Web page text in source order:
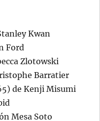
Kwan
Ford
Zlotowski
Barratier
de Kenji Misumi
Mesa Soto